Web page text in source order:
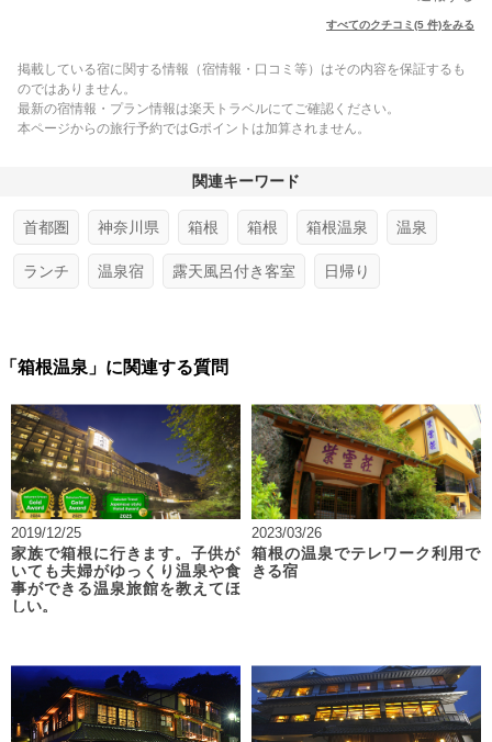
すべてのクチコミ(5 件)をみる
掲載している宿に関する情報（宿情報・口コミ等）はその内容を保証するも
のではありません。
最新の宿情報・プラン情報は楽天トラベルにてご確認ください。
本ページからの旅行予約ではGポイントは加算されません。
関連キーワード
首都圏 神奈川県 箱根 箱根 箱根温泉 温泉
ランチ 温泉宿 露天風呂付き客室 日帰り
「箱根温泉」に関連する質問
2019/12/25
家族で箱根に行きます。子供が
いても夫婦がゆっくり温泉や食
事ができる温泉旅館を教えてほ
しい。
2023/03/26
箱根の温泉でテレワーク利用で
きる宿